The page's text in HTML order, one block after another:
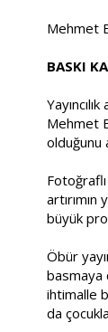
Mehmet
BASKI
Mehmet
olduğunu
büyük
Öbür
basmaya
ihtimalle
da